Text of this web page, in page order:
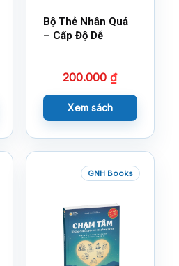
Bộ Thẻ Nhân Quả
– Cấp Độ Dễ
200.000₫
Xem sách
GNH Books